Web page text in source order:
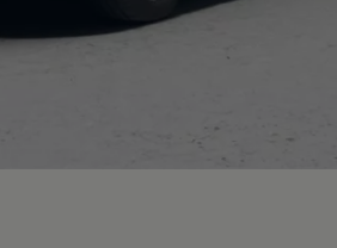
und Flüssigkeiten
Reifen
und Pflege